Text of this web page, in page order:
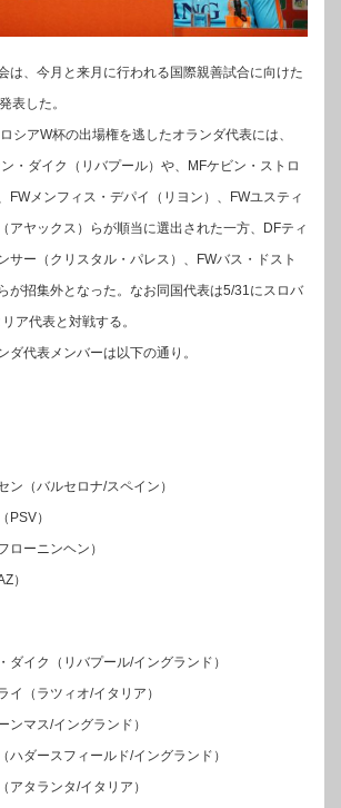
は、今月と来月に行われる国際親善試合に向けた
表した。
シアW杯の出場権を逃したオランダ代表には、
・ダイク（リバプール）や、MFケビン・ストロ
FWメンフィス・デパイ（リヨン）、FWユスティ
アヤックス）らが順当に選出された一方、DFティ
サー（クリスタル・パレス）、FWバス・ドスト
が招集外となった。なお同国代表は5/31にスロバ
ア代表と対戦する。
ダ代表メンバーは以下の通り。
ン（バルセロナ/スペイン）
PSV）
ローニンヘン）
）
ダイク（リバプール/イングランド）
イ（ラツィオ/イタリア）
ンマス/イングランド）
ハダースフィールド/イングランド）
アタランタ/イタリア）